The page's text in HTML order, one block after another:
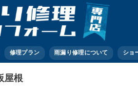
修理プラン 雨漏り修理について ショ
屋根